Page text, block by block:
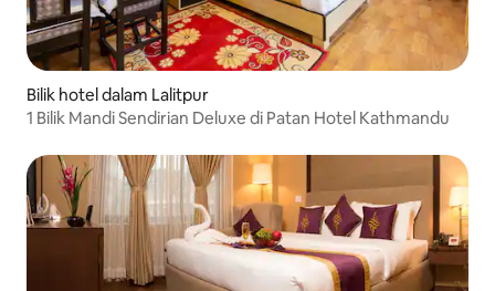
Bilik hotel dalam Lalitpur
1 Bilik Mandi Sendirian Deluxe di Patan Hotel Kathmandu